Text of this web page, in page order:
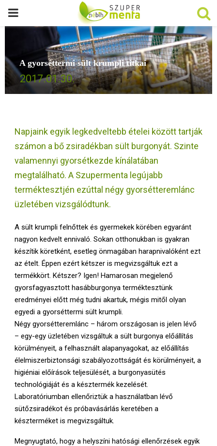
P
I
M
R
M
N
U
A gyorséttermi sült krumpli titkai
2017.01.30.
Napjaink egyik legkedveltebb ételei között tartják
számon a bő zsiradékban sült burgonyát. Szinte
valamennyi gyorsétkezde kínálatában
megtalálható. A Szupermenta legújabb
terméktesztjén ezúttal négy gyorsétteremlánc
üzletében vizsgálódtunk.
A sült krumpli felnőttek és gyermekek körében egyaránt
nagyon kedvelt ennivaló. Sokan otthonukban is gyakran
készítik köretként, esetleg önmagában harapnivalóként ezt
az ételt. Éppen ezért kétszer is megvizsgáltuk ezt a
termékkört. Kétszer? Igen! Hamarosan megjelenő
gyorsfagyasztott hasábburgonya terméktesztünk
eredményei előtt még tudni akartuk, mégis mitől olyan
egyedi a gyorséttermi sült krumpli.
Négy gyorsétteremlánc – három országosan is jelen lévő
– egy-egy üzletében vizsgáltuk a sült burgonya előállítás
körülményeit, a felhasznált alapanyagokat, az előállítás
élelmiszerbiztonsági szabályozottságát és körülményeit, a
higiéniai előírások teljesülését, a burgonyasütés
technológiáját és a késztermék kezelését.
Laboratóriumban ellenőriztük a használatban lévő
sütőzsiradékot és próbavásárlás keretében a
készterméket is megvizsgáltuk.
Megnyugtató, hogy a helyszíni hatósági ellenőrzések egyik